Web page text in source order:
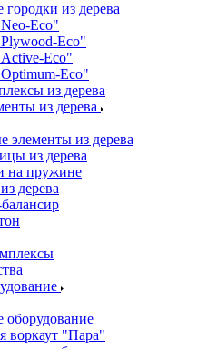
городки из дерева
Eco"
Eco"
Eco"
Еco"
из дерева
из дерева
элементы из дерева
из дерева
на пружине
дерева
воркаут "Пара"